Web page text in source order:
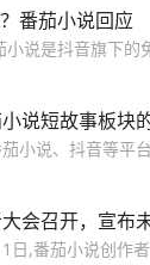
番茄小说回应
说是抖音旗下的
说短故事板块
小说、抖音等平
会召开，宣布
日,番茄小说创作